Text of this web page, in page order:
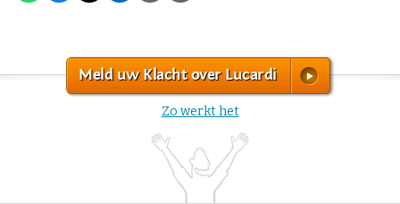
Meld uw Klacht over Lucardi
Zo werkt het